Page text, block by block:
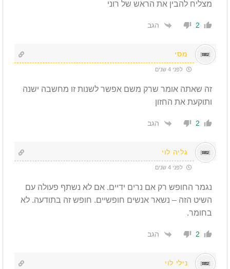
מצליח להבין את הראש של רוני
2 הגב
מסי
לפני 4 שנים
זה שאתה אומר שרק משם אפשר לשנות זו מחשבה ישנה
ותוקעת את החזון
2 הגב
גליה לוי
לפני 4 שנים
נגמר החופש רק אם נרים ידיים. אם לא נשתף פעולה עם
השיט הזה – נשאר אנשים חופשיים. חופש זה בתודעה. לא
בחומר.
2 הגב
נילי לוי